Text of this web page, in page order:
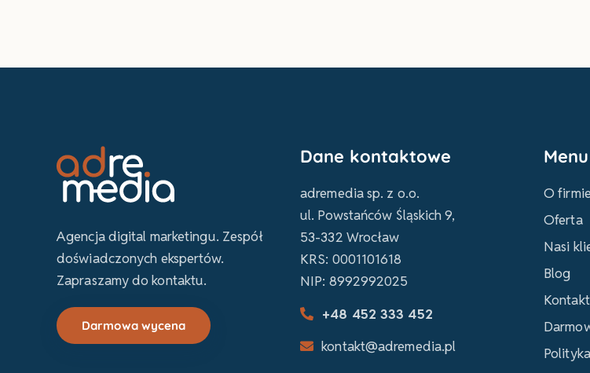
Agencja digital marketingu. Zespół
doświadczonych ekspertów.
Zapraszamy do kontaktu.
Darmowa wycena
Dane kontaktowe
adremedia sp. z o.o.
ul. Powstańców Śląskich 9,
53-332 Wrocław
KRS: 0001101618
NIP: 8992992025
+48 452 333 452
kontakt@adremedia.pl
Menu
O firmie
Oferta
Nasi
Blog
Kontakt